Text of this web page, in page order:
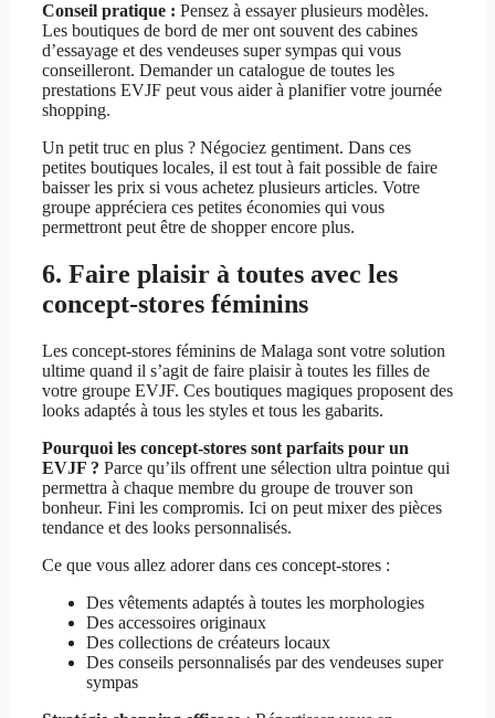
Conseil pratique : Pensez à essayer plusieurs modèles.
Les boutiques de bord de mer ont souvent des cabines
d’essayage et des vendeuses super sympas qui vous
conseilleront. Demander un catalogue de toutes les
prestations EVJF peut vous aider à planifier votre journée
shopping.
Un petit truc en plus ? Négociez gentiment. Dans ces
petites boutiques locales, il est tout à fait possible de faire
baisser les prix si vous achetez plusieurs articles. Votre
groupe appréciera ces petites économies qui vous
permettront peut être de shopper encore plus.
6. Faire plaisir à toutes avec les
concept-stores féminins
Les concept-stores féminins de Malaga sont votre solution
ultime quand il s’agit de faire plaisir à toutes les filles de
votre groupe EVJF. Ces boutiques magiques proposent des
looks adaptés à tous les styles et tous les gabarits.
Pourquoi les concept-stores sont parfaits pour un
EVJF ? Parce qu’ils offrent une sélection ultra pointue qui
permettra à chaque membre du groupe de trouver son
bonheur. Fini les compromis. Ici on peut mixer des pièces
tendance et des looks personnalisés.
Ce que vous allez adorer dans ces concept-stores :
Des vêtements adaptés à toutes les morphologies
Des accessoires originaux
Des collections de créateurs locaux
Des conseils personnalisés par des vendeuses super
sympas